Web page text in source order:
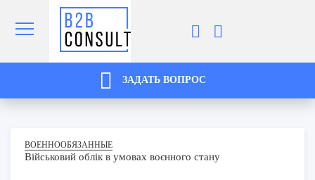
ЗАДАТЬ ВОПРОС
ВОЕННООБЯЗАННЫЕ
Військовий облік в умовах воєнного стану